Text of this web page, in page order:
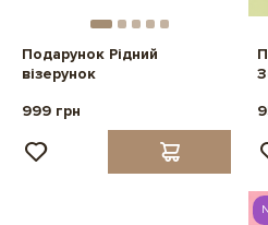
Подарунок Рідний
візерунок
999 грн